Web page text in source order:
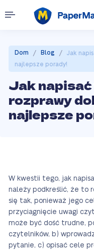
Dom / Blog /
Jak
najlepsze porady!
Jak napisać
rozprawy
najlepsze
W kwestii tego, jak
należy podkreślić, że to
się tak, ponieważ jego
przyciągnięcie uwagi
może być dość trudne,
czytelników, b)
pytanie, c) opisać cele